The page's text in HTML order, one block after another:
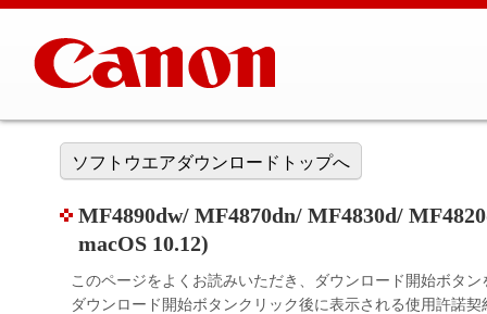
ソフトウエアダウンロードトップへ
MF4890dw/ MF4870dn/ MF4830d/
macOS 10.12)
このページをよくお読みいただき、ダウンロード開始ボタ
ダウンロード開始ボタンクリック後に表示される使用許諾